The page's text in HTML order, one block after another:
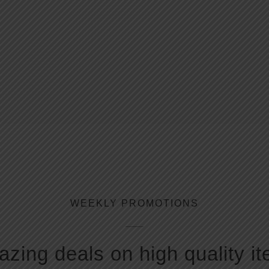
WEEKLY PROMOTIONS
deals on high quality